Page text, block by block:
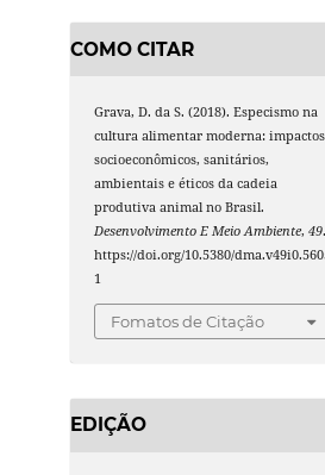
COMO CITAR
Grava, D. da S. (2018). Especismo na
cultura alimentar moderna: impactos
socioeconômicos, sanitários,
ambientais e éticos da cadeia
produtiva animal no Brasil.
Desenvolvimento E Meio Ambiente,49
https://doi.org/10.5380/
1
Fomatos de Citação
EDIÇÃO